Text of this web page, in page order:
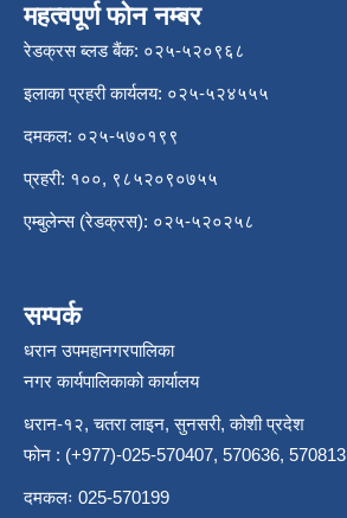
महत्वपूर्ण फोन नम्बर
रेडक्रस ब्लड बैंक: ०२५-५२०९६८
इलाका प्रहरी कार्यलय: ०२५-५२४५५५
दमकल: ०२५-५७०१९९
प्रहरी: १००, ९८५२०९०७५५
एम्बुलेन्स (रेडक्रस): ०२५-५२०२५८
सम्पर्क
धरान उपमहानगरपालिका
नगर कार्यपालिकाको कार्यालय
धरान-१२, चतरा लाइन, सुनसरी, कोशी प्रदेश
फोन : (+977)-025-570407, 570636, 570813
दमकलः 025-570199